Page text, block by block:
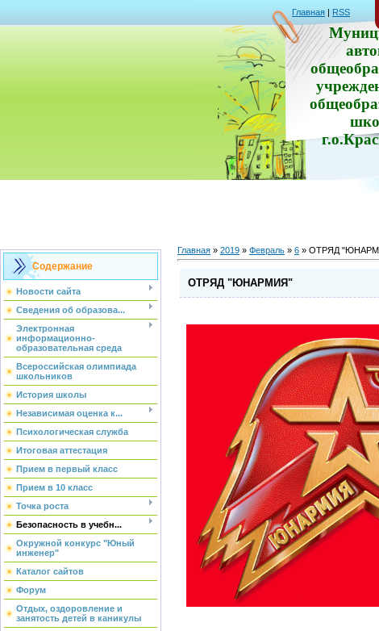
Главная | RSS
Содержание
Новости сайта
Сведения об образова...
Электронная
информационно-
образовательная среда
Всероссийская олимпиада
школьников
История школы
Независимая оценка к...
Психологическая служба
Итоговая аттестация
Прием в первый класс
Прием в 10 класс
Точка роста
Безопасность в учебн...
Окружной конкурс "Юный
инженер"
Каталог сайтов
Форум
Отдых, оздоровление и
занятость детей в каникулы
Главная » 2019 » Февраль » 6 » ОТРЯД
ОТРЯД "ЮНАРМИЯ"